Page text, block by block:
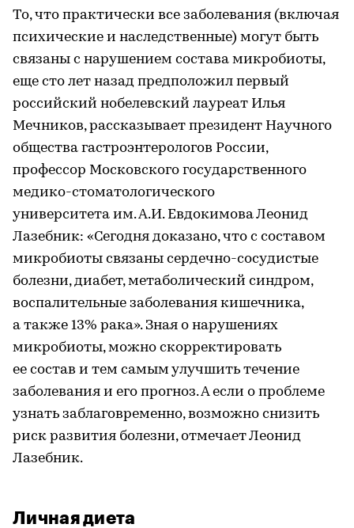
То, что практически все заболевания (включая
психические и наследственные) могут быть
связаны с нарушением состава микробиоты,
еще сто лет назад предположил первый
российский нобелевский лауреат Илья
Мечников, рассказывает президент Научного
общества гастроэнтерологов России,
профессор Московского государственного
медико-стоматологического
университета им. А.И. Евдокимова Леонид
Лазебник: «Сегодня доказано, что с составом
микробиоты связаны сердечно-сосудистые
болезни, диабет, метаболический синдром,
воспалительные заболевания кишечника,
а также 13% рака». Зная о нарушениях
микробиоты, можно скорректировать
ее состав и тем самым улучшить течение
заболевания и его прогноз. А если о проблеме
узнать заблаговременно, возможно снизить
риск развития болезни, отмечает Леонид
Лазебник.
Личная диета